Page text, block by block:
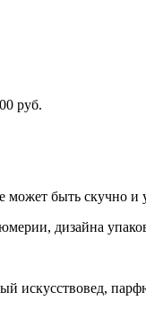
руб.
может быть скучно и
дизайна
искусствовед,